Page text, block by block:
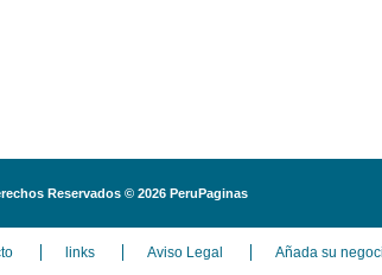
Reservados © 2026 PeruPaginas
links Aviso Legal Añada su